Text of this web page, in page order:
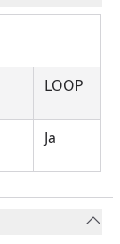
LOOP
Ja